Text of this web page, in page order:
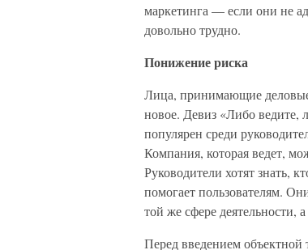
маркетинга — если они не
довольно трудно.
Понижение риска
Лица, принимающие деловые
новое. Девиз «Либо ведите,
популярен среди
Компания, которая ведет,
Руководители хотят знать,
помогает пользователям.
той же сфере деятельности,
Перед введением